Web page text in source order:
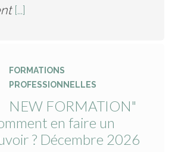
[...]
FORMATIONS
PROFESSIONNELLES
NEW FORMATION"
en faire un
? Décembre 2026